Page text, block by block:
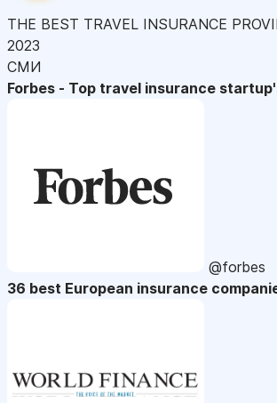
THE BEST TRAVEL INSURANCE
2023
СМИ
Forbes - Top travel insurance
@forbes
36 best European insurance